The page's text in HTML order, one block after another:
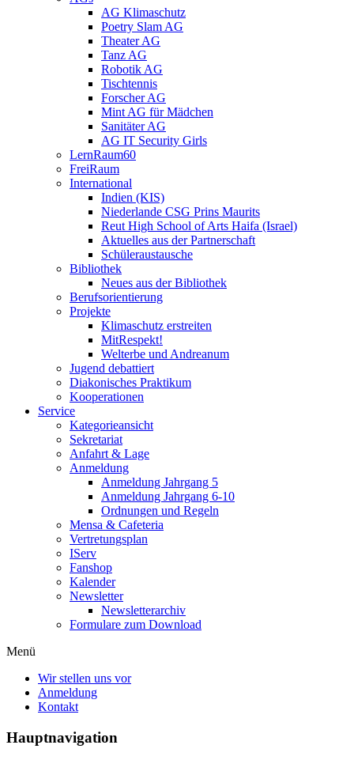
AG Klimaschutz
Poetry Slam AG
Theater AG
Tanz AG
Robotik AG
Tischtennis
Forscher AG
Mint AG für Mädchen
Sanitäter AG
AG IT Security Girls
LernRaum60
FreiRaum
International
Indien (KIS)
Niederlande CSG Prins Maurits
Reut High School of Arts Haifa (Israel)
Aktuelles aus der Partnerschaft
Schüleraustausche
Bibliothek
Neues aus der Bibliothek
Berufsorientierung
Projekte
Klimaschutz erstreiten
MitRespekt!
Welterbe und Andreanum
Jugend debattiert
Diakonisches Praktikum
Kooperationen
Service
Kategorieansicht
Sekretariat
Anfahrt & Lage
Anmeldung
Anmeldung Jahrgang 5
Anmeldung Jahrgang 6-10
Ordnungen und Regeln
Mensa & Cafeteria
Vertretungsplan
IServ
Fanshop
Kalender
Newsletter
Newsletterarchiv
Formulare zum Download
Menü
Wir stellen uns vor
Anmeldung
Kontakt
Hauptnavigation